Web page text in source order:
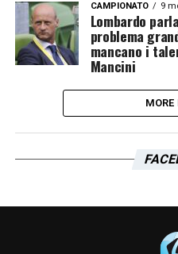
CAMPIONATO 9
Lombardo
problema
mancano i
Mancini
MORE